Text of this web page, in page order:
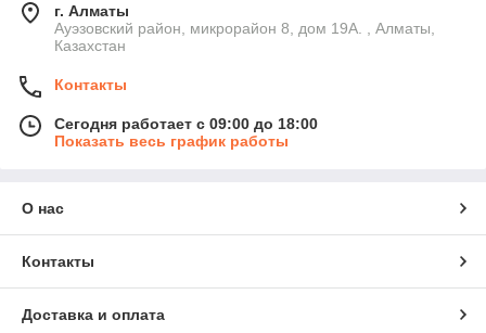
г. Алматы
Ауэзовский район, микрорайон 8, дом 19А. , Алматы,
Казахстан
Контакты
Сегодня работает с 09:00 до 18:00
Показать весь график работы
О нас
Контакты
Доставка и оплата